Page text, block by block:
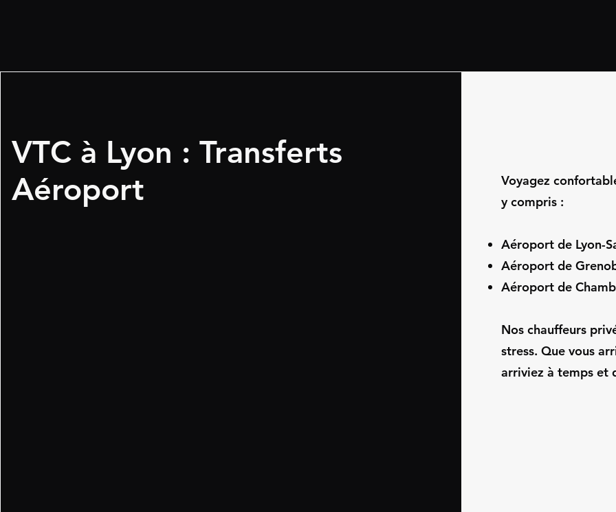
VTC à Lyon : Transferts
Aéroport
Voyagez
y compris :
Aéroport de Lyon-
Aéroport de
Aéroport de
Nos chauffeurs
stress. Que vous
arriviez à temps et